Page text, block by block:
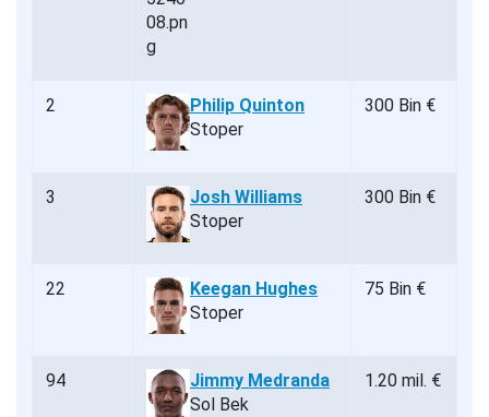
2
Philip Quinton
Stoper
300 Bin €
3
Josh Williams
Stoper
300 Bin €
22
Keegan Hughes
Stoper
75 Bin €
94
Jimmy Medranda
Sol Bek
1.20 mil. €